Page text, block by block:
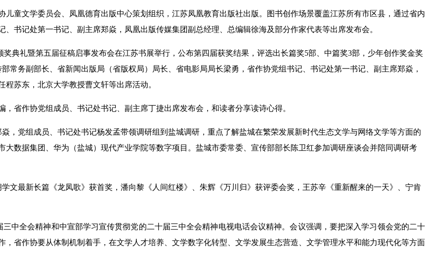
童文学委员会、凤凰德育出版中心策划组织，江苏凤凰教育出版社出版。图书创作场景覆盖江苏所有市区县，通过省内
书记处第一书记、副主席郑焱，凤凰出版传媒集团副总经理、总编辑徐海及部分作家代表等出席发布会。
典礼暨第五届征稿启事发布会在江苏书展举行，公布第四届获奖结果，评选出长篇奖5部、中篇奖3部，少年创作奖金奖
常务副部长、省新闻出版局（省版权局）局长、省电影局局长梁勇，省作协党组书记、书记处第一书记、副主席郑焱，
苏东，北京大学教授曹文轩等出席活动。
省作协党组成员、书记处书记、副主席丁捷出席发布会，和读者分享读诗心得。
，党组成员、书记处书记杨发孟带领调研组到盐城调研，重点了解盐城在繁荣发展新时代生态文学与网络文学等方面的
数据集团、华为（盐城）现代产业学院等数字项目。盐城市委常委、宣传部部长陈卫红参加调研座谈会并陪同调研考
文最新长篇《龙凤歌》获首奖，潘向黎《人间红楼》、朱辉《万川归》获评委会奖，王苏辛《重新醒来的一天》、宁肯
中全会精神和中宣部学习宣传贯彻党的二十届三中全会精神电视电话会议精神。会议强调，要把深入学习领会党的二十
省作协要从体制机制着手，在文学人才培养、文学数字化转型、文学发展生态营造、文学管理水平和能力现代化等方面